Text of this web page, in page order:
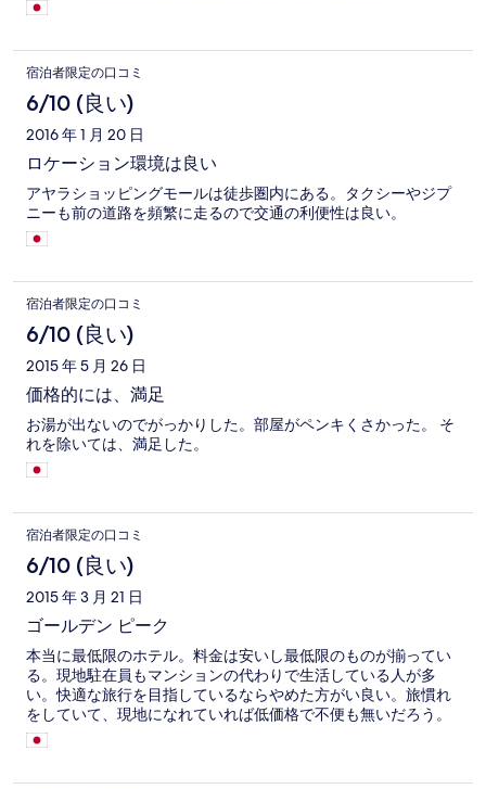
宿泊者限定の口コミ
6/10 (良い)
2016 年 1 月 20 日
ロケーション環境は良い
アヤラショッピングモールは徒歩圏内にある。タクシーやジプ
ニーも前の道路を頻繁に走るので交通の利便性は良い。
宿泊者限定の口コミ
6/10 (良い)
2015 年 5 月 26 日
価格的には、満足
お湯が出ないのでがっかりした。部屋がペンキくさかった。 そ
れを除いては、満足した。
宿泊者限定の口コミ
6/10 (良い)
2015 年 3 月 21 日
ゴールデン ピーク
本当に最低限のホテル。料金は安いし最低限のものが揃ってい
る。現地駐在員もマンションの代わりで生活している人が多
い。快適な旅行を目指しているならやめた方がい良い。旅慣れ
をしていて、現地になれていれば低価格で不便も無いだろう。